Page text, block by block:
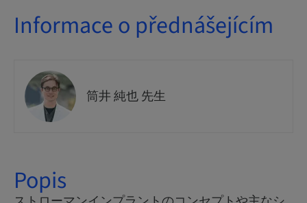
Informace o přednášejícím
筒井 純也 先生
Popis